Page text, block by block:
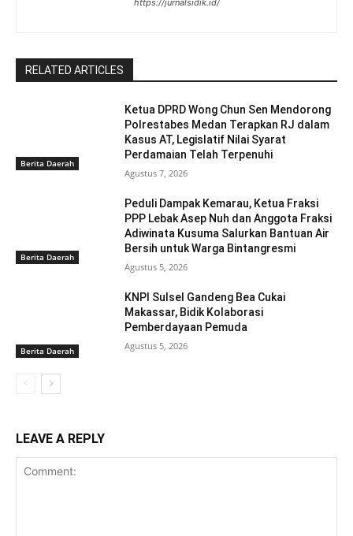
https://jurnalsidik.id/
RELATED ARTICLES
Berita Daerah
Ketua DPRD Wong Chun Sen Mendorong
Polrestabes Medan Terapkan RJ dalam
Kasus AT, Legislatif Nilai Syarat
Perdamaian Telah Terpenuhi
Agustus 7, 2026
Berita Daerah
Peduli Dampak Kemarau, Ketua Fraksi
PPP Lebak Asep Nuh dan Anggota Fraksi
Adiwinata Kusuma Salurkan Bantuan Air
Bersih untuk Warga Bintangresmi
Agustus 5, 2026
Berita Daerah
KNPI Sulsel Gandeng Bea Cukai
Makassar, Bidik Kolaborasi
Pemberdayaan Pemuda
Agustus 5, 2026
LEAVE A REPLY